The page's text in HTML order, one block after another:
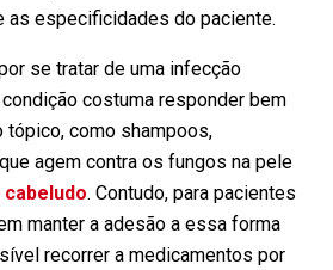
as especificidades do paciente.
se tratar de uma infecção
costuma responder bem
tópico, como shampoos,
agem contra os fungos na pele
. Contudo, para pacientes
manter a adesão a essa forma
recorrer a medicamentos por